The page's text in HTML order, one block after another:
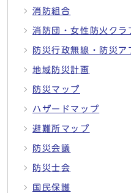
消防組合
消防団・女性防火クラ
防災行政無線・防災ア
地域防災計画
防災マップ
ハザードマップ
避難所マップ
防災会議
防災士会
国民保護